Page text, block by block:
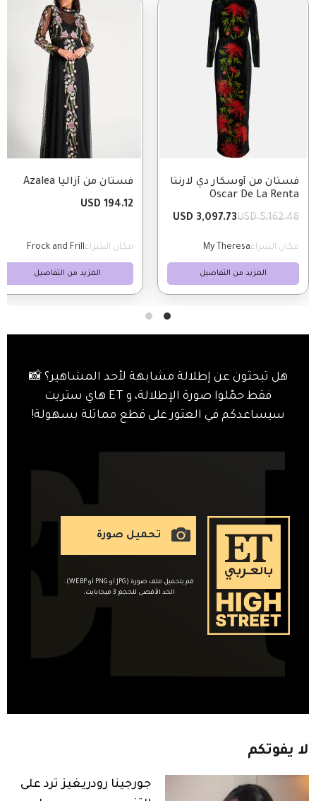
Image
فستان من أوسكار دي لارنتا
Oscar De La Renta
5,162.48 USD
3,097.73 USD
مكان الشراءMy Theresa
المزيد من التفاصيل
Image
فستان من أزاليا Azalea
194.12 USD
مكان الشراءFrock and Frill
المزيد من التفاصيل
هل تبحثون عن إطلالة مشابهة لأحد المشاهير؟ 📸
فقط حمّلوا صورة الإطلالة، و ET هاي ستريت
سيساعدكم في العثور على قطع مماثلة بسهولة!
تحميل صورة
قم بتحميل ملف صورة (JPG أو PNG أو WEBP).
الحد الأقصى للحجم: 3 ميجابايت.
لا يفوتكم
جورجينا رودريغيز ترد على